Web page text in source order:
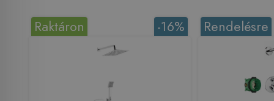
-16%
Raktáron Rendelésre